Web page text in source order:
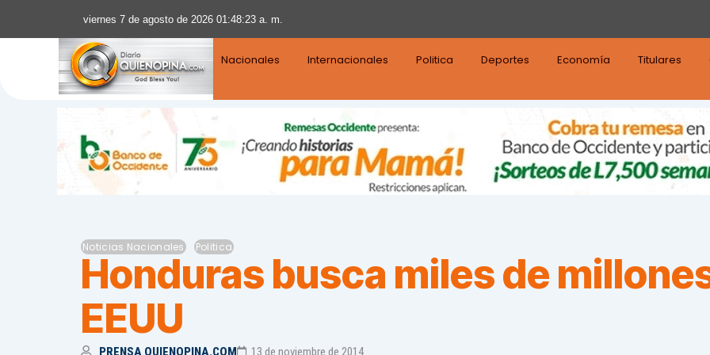
viernes 7 de agosto de 2026 01:48:24 a. m.
Nacionales Internacionales Politica Deportes Economía Titulares
Noticias Nacionales Politica
Honduras busca miles de
EEUU
PRENSA QUIENOPINA.COM 13 de noviembre de 2014